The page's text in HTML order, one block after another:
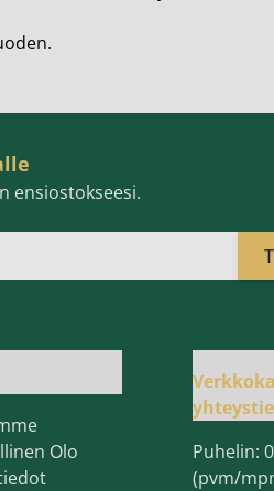
ensiostokseesi.
Olo
Puhelin:
(pvm/